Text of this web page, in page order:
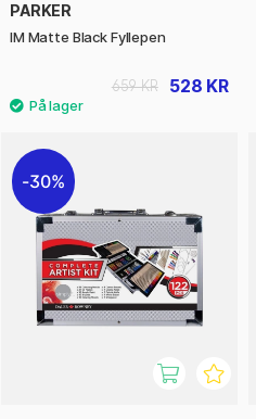
PARKER
IM Matte Black Fyllepen
528 KR
659 KR
30%